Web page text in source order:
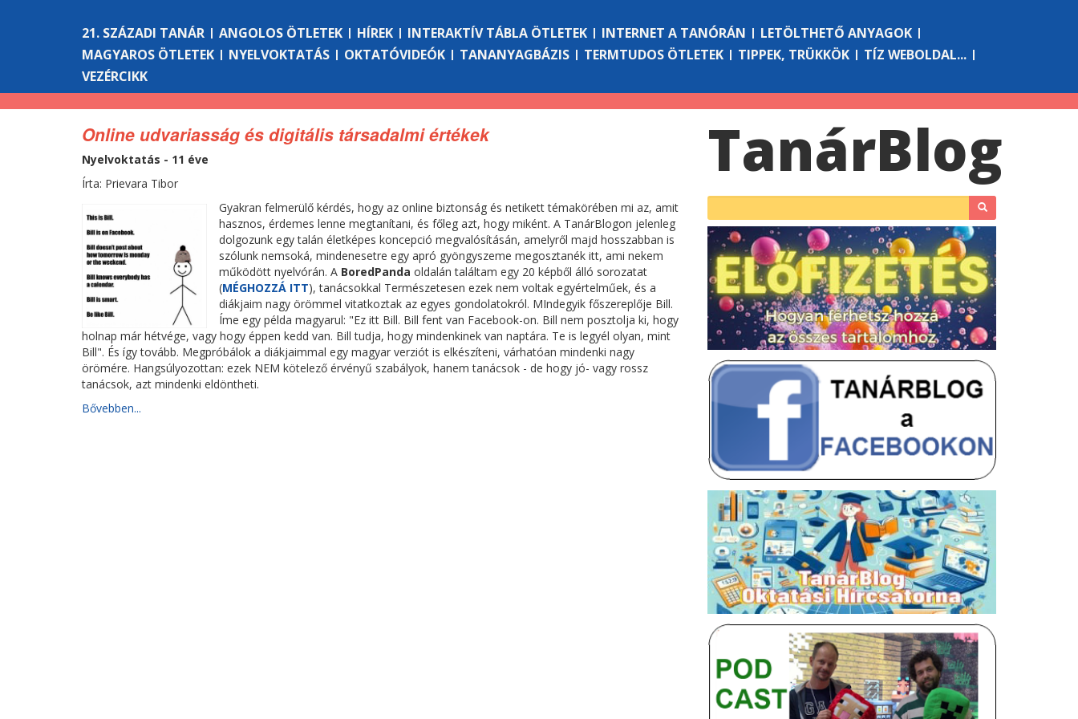
21. SZÁZADI TANÁR ANGOLOS ÖTLETEK HÍREK INTERAKTÍV TÁBLA ÖTLETEK INTERNET A TANÓRÁN
LETÖLTHETŐ ANYAGOK
MAGYAROS ÖTLETEK
NYELVOKTATÁS OKTATÓVIDEÓK TANANYAGBÁZIS TERMTUDOS ÖTLETEK TIPPEK, TRÜKKÖK
TÍZ WEBOLDAL...
VEZÉRCIKK
Online udvariasság és digitális társadalmi értékek
Nyelvoktatás - 11 éve
Írta: Prievara Tibor
Gyakran felmerülő kérdés, hogy az online biztonság és netikett témakörében mi az, amit
hasznos, érdemes lenne megtanítani, és főleg azt, hogy miként. A TanárBlogon jelenleg
dolgozunk egy talán életképes koncepció megvalósításán, amelyről majd hosszabban is
szólunk nemsoká, mindenesetre egy apró gyöngyszeme megosztanék itt, ami nekem
működött nyelvórán. A BoredPanda oldalán találtam egy 20 képből álló sorozatat
(MÉGHOZZÁ ITT), tanácsokkal Természetesen ezek nem voltak egyértelműek, és a
diákjaim nagy örömmel vitatkoztak az egyes gondolatokról. MIndegyik főszereplője Bill.
Íme egy példa magyarul: "Ez itt Bill. Bill fent van Facebook-on. Bill nem posztolja ki, hogy
holnap már hétvége, vagy hogy éppen kedd van. Bill tudja, hogy mindenkinek van naptára. Te is legyél olyan, mint
Bill". És így tovább. Megpróbálok a diákjaimmal egy magyar verziót is elkészíteni, várhatóan mindenki nagy
örömére. Hangsúlyozottan: ezek NEM kötelező érvényű szabályok, hanem tanácsok - de hogy jó- vagy rossz
tanácsok, azt mindenki eldöntheti.
Bővebben...
TanárBlog